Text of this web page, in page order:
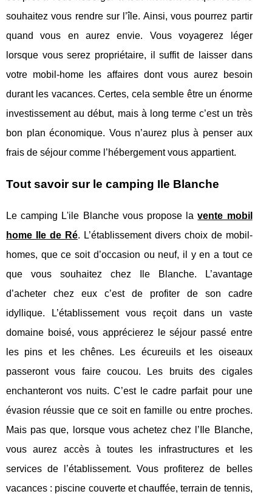
souhaitez vous rendre sur l’île. Ainsi, vous pourrez partir
quand vous en aurez envie. Vous voyagerez léger
lorsque vous serez propriétaire, il suffit de laisser dans
votre mobil-home les affaires dont vous aurez besoin
durant les vacances. Certes, cela semble être un énorme
investissement au début, mais à long terme c’est un très
bon plan économique. Vous n’aurez plus à penser aux
frais de séjour comme l’hébergement vous appartient.
Tout savoir sur le camping Ile Blanche
Le camping L'ile Blanche vous propose lavente mobil
home Ile de Ré. L’établissement divers choix de mobil-
homes, que ce soit d’occasion ou neuf, il y en a tout ce
que vous souhaitez chez Ile Blanche. L’avantage
d’acheter chez eux c’est de profiter de son cadre
idyllique. L’établissement vous reçoit dans un vaste
domaine boisé, vous apprécierez le séjour passé entre
les pins et les chênes. Les écureuils et les oiseaux
passeront vous faire coucou. Les bruits des cigales
enchanteront vos nuits. C’est le cadre parfait pour une
évasion réussie que ce soit en famille ou entre proches.
Mais pas que, lorsque vous achetez chez l’Ile Blanche,
vous aurez accès à toutes les infrastructures et les
services de l’établissement. Vous profiterez de belles
vacances : piscine couverte et chauffée, terrain de tennis,